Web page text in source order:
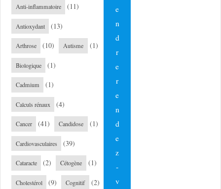
Anti-inflammatoire (11)
Antioxydant (13)
Arthrose (10) Autisme (1)
Biologique (1)
Cadmium (1)
Calculs rénaux (4)
Cancer (41) Candidose (1)
Cardiovasculaires (39)
Cataracte (2) Cétogène (1)
Cholestérol (9) Cognitif (2)
e
n
d
r
e
r
e
n
d
e
z
-
v